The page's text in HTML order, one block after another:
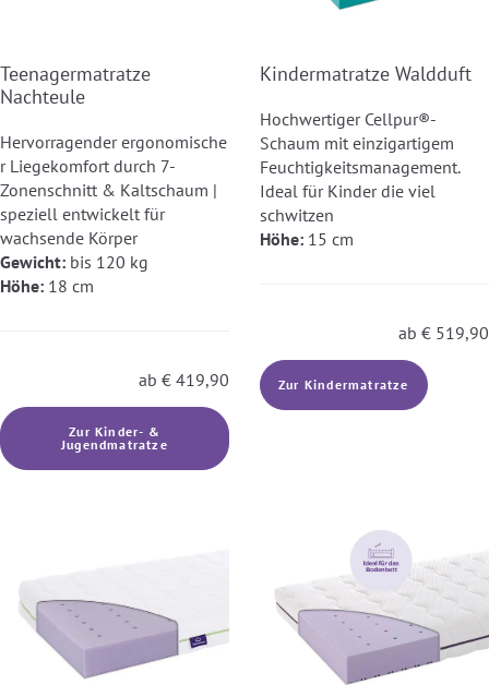
Teenagermatratze
Nachteule
Hervorragender ergonomische
r Liegekomfort durch 7-
Zonenschnitt & Kaltschaum |
speziell entwickelt für
wachsende Körper
Gewicht: bis 120 kg
Höhe: 18 cm
ab € 419,90
Zur Kinder- &
Jugendmatratze
Kindermatratze Waldduft
Hochwertiger Cellpur®-
Schaum mit einzigartigem
Feuchtigkeitsmanagement.
Ideal für Kinder die viel
schwitzen
Höhe: 15 cm
ab € 519,90
Zur Kindermatratze